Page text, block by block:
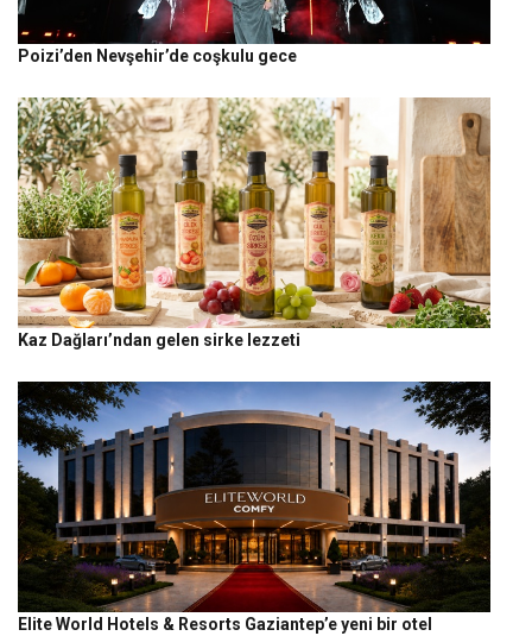
Poizi’den Nevşehir’de coşkulu gece
Kaz Dağları’ndan gelen sirke lezzeti
Elite World Hotels & Resorts Gaziantep’e yeni bir otel